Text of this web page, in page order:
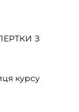
З
курсу